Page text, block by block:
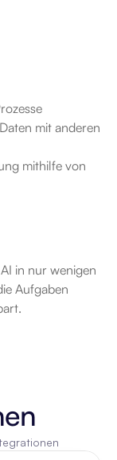
mit anderen
mithilfe von
in nur wenigen
Aufgaben